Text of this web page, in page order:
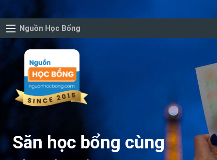
Nguồn Học Bổng
Săn học bổng cùng